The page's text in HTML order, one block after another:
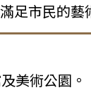
足市民的藝
美術公園。